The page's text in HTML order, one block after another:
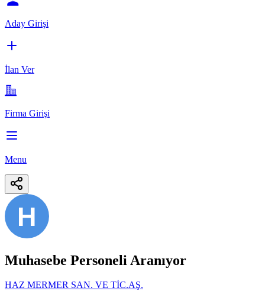
Aday Girişi
İlan Ver
Firma Girişi
Menu
H
Muhasebe Personeli Aranıyor
HAZ MERMER SAN. VE TİC.AŞ.